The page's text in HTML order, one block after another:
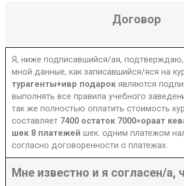
Договор
Я, ниже подписавшийся/ая,
мной данные, как записавшийся/яся на
турагенты+ивр подарок являются
выполнять все правила учебного
так же полностью оплатить стоимость
составляет 7400 остаток 7000=ораат
шек 8 платежей шек. одним платежом
согласно договоренности о платежах.
Мне известно и я согласен/а,